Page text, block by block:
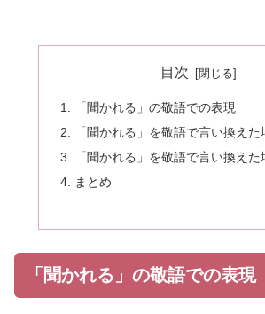
目次
「聞かれる」の敬語での表現
「聞かれる」を敬語で言い換えた
「聞かれる」を敬語で言い換え
まとめ
「聞かれる」の敬語での表現